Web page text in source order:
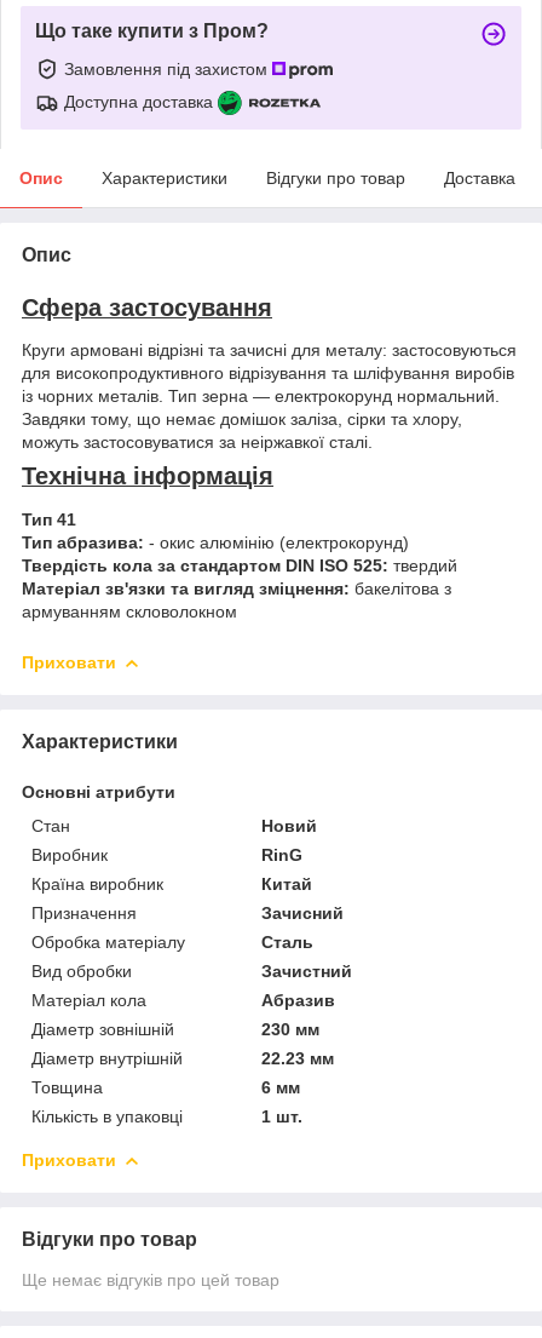
Що таке купити з Пром?
Замовлення під захистом
Доступна доставка
Опис Характеристики Відгуки про товар Доставка
Опис
Сфера застосування
Круги армовані відрізні та зачисні для металу: застосовуються
для високопродуктивного відрізування та шліфування виробів
із чорних металів. Тип зерна — електрокорунд нормальний.
Завдяки тому, що немає домішок заліза, сірки та хлору,
можуть застосовуватися за неіржавкої сталі.
Технічна інформація
Тип 41
Тип абразива: - окис алюмінію (електрокорунд)
Твердість кола за стандартом DIN ISO 525: твердий
Матеріал зв'язки та вигляд зміцнення: бакелітова з
армуванням скловолокном
Приховати
Характеристики
Основні атрибути
Стан
Новий
Виробник
RinG
Країна виробник
Китай
Призначення
Зачисний
Обробка матеріалу
Сталь
Вид обробки
Зачистний
Матеріал кола
Абразив
Діаметр зовнішній
230 мм
Діаметр внутрішній
22.23 мм
Товщина
6 мм
Кількість в упаковці
1 шт.
Приховати
Відгуки про товар
Ще немає відгуків про цей товар